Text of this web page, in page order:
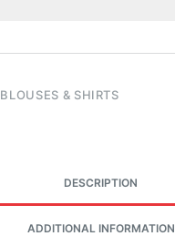
BLOUSES & SHIRTS
DESCRIPTION
ADDITIONAL INFORMATION